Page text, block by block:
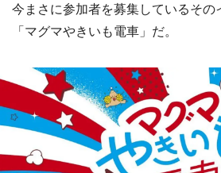
今まさに参加者を募集しているそ
「マグマやきいも電車」だ。